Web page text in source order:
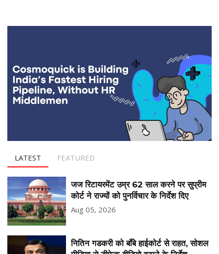
LATEST FEATURED
जज रिटायरमेंट उम्र 62 साल करने पर सुप्रीम
कोर्ट ने राज्यों को पुनर्विचार के निर्देश दिए
Aug 05, 2026
नितिन गडकरी को बॉंबे हाईकोर्ट से राहत, सोशल